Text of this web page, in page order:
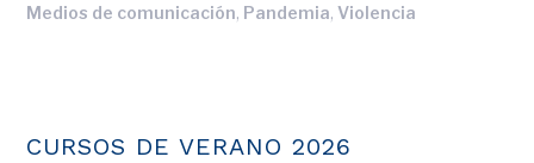
Medios de comunicación, Pandemia,Violencia
CURSOS DE VERANO 2026